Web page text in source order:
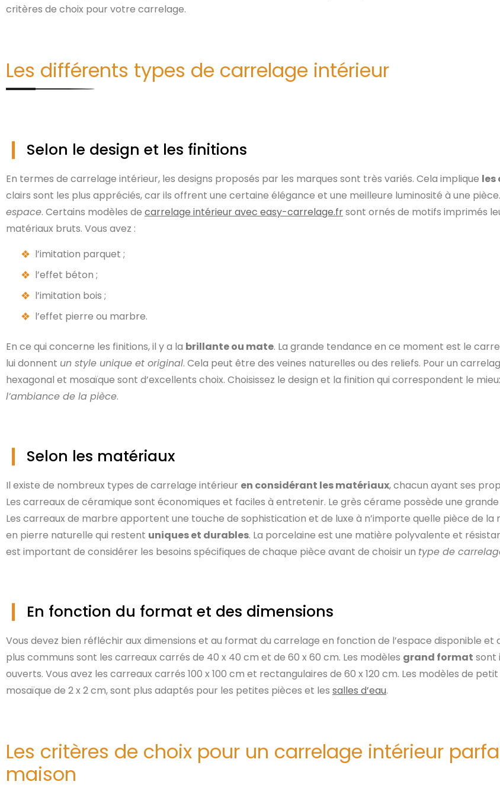
critères de choix pour votre carrelage.
Les différents types de carrelage intérieur
Selon le design et les finitions
En termes de carrelage intérieur, les designs proposés par les marques sont très variés. Cela implique les
clairs sont les plus appréciés, car ils offrent une certaine élégance et une meilleure luminosité à une
espace. Certains modèles de carrelage intérieur avec easy-carrelage.frsont ornés de motifs imprimés
matériaux bruts. Vous avez :
l’imitation parquet ;
l’effet béton ;
l’imitation bois ;
l’effet pierre ou marbre.
En ce qui concerne les finitions, il y a la brillante ou mate. La grande tendance en ce moment est le
lui donnent un style unique et original. Cela peut être des veines naturelles ou des reliefs. Pour un
hexagonal et mosaïque sont d’excellents choix. Choisissez le design et la finition qui correspondent le
l’ambiance de la pièce.
Selon les matériaux
Il existe de nombreux types de carrelage intérieur en considérant les matériaux, chacun ayant ses
Les carreaux de céramique sont économiques et faciles à entretenir. Le grès cérame possède une
Les carreaux de marbre apportent une touche de sophistication et de luxe à n’importe quelle pièce de la
en pierre naturelle qui restent uniques et durables. La porcelaine est une matière polyvalente et
est important de considérer les besoins spécifiques de chaque pièce avant de choisir un type de
En fonction du format et des dimensions
Vous devez bien réfléchir aux dimensions et au format du carrelage en fonction de l’espace disponible et
plus communs sont les carreaux carrés de 40 x 40 cm et de 60 x 60 cm. Les modèles grand format sont
ouverts. Vous avez les carreaux carrés 100 x 100 cm et rectangulaires de 60 x 120 cm. Les modèles de
mosaïque de 2 x 2 cm, sont plus adaptés pour les petites pièces et les salles d’eau.
Les critères de choix pour un carrelage intérieur
maison